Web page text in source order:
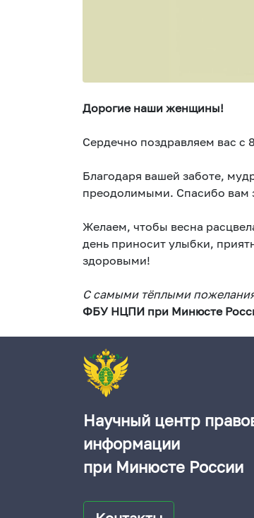
Дорогие наши женщины!
Сердечно поздравляем вас
Благодаря вашей заботе,
преодолимыми. Спасибо вам
Желаем, чтобы весна
день приносит улыбки,
здоровыми!
С самыми тёплыми
ФБУ НЦПИ при Минюсте
Научный центр
информации
при Минюсте России